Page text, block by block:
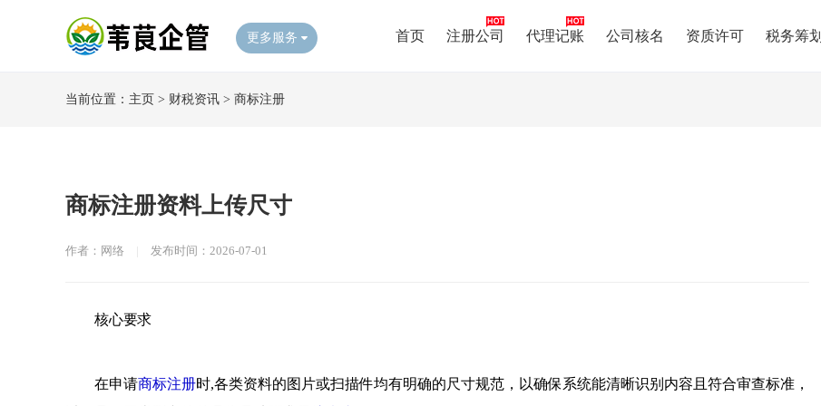
更多服务 首页 注册公司 代理记账 公司核名 资质许可 税务筹划
当前位置： 主页 > 财税资讯 > 商标注册
​商标注册资料上传尺寸
作者：网络 发布时间：2026-07-01
核心要求
在申请商标注册时,各类资料的图片或扫描件均有明确的尺寸规范，以确保系统能清晰识别内容且符合审查标准，